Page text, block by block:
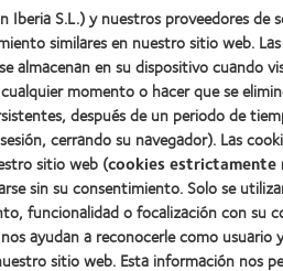
Iberia S.L.) y nuestros proveedores de
similares en nuestro sitio web.
almacenan en su dispositivo cuando
momento o hacer que se
después de un periodo de
cerrando su navegador). Las
sitio web (cookies estrictamente
sin su consentimiento. Solo se
funcionalidad o focalización con su
ayudan a reconocerle como usuario
sitio web. Esta información nos